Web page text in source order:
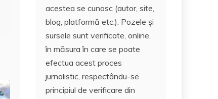
acestea se cunosc (autor, site,
blog, platformă etc.). Pozele și
sursele sunt verificate, online,
în măsura în care se poate
efectua acest proces
jurnalistic, respectându-se
principiul de verificare din